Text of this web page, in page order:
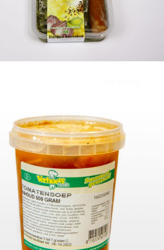
Stamppot Boerenkool met
rookworst
Tomatensoep
Soepen
Heerlijke verse tomatensoep op